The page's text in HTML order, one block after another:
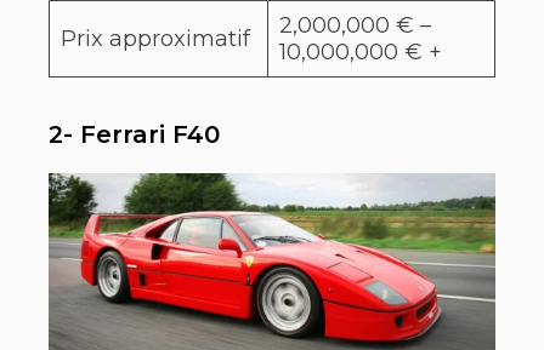
Prix approximatif
2,000,000 € –
10,000,000 € +
2- Ferrari F40